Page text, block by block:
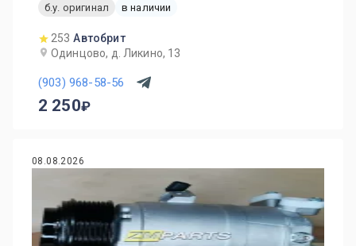
б.у. оригинал
в наличии
253 Автобрит
Одинцово, д. Ликино, 13
(903) 968-58-56
2 250
08.08.2026